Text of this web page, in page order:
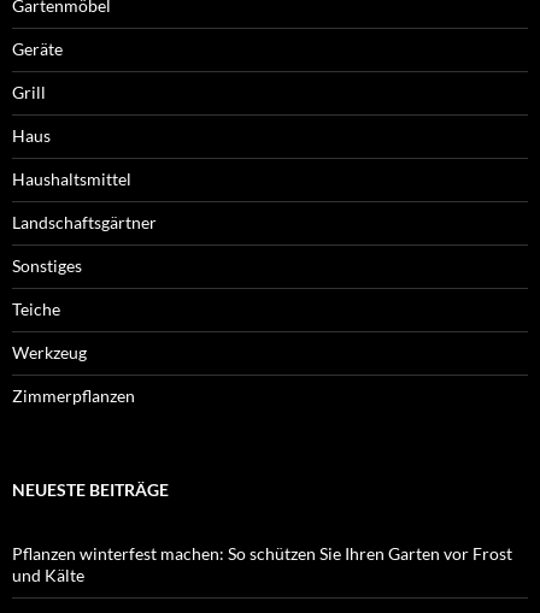
Gartenmöbel
Geräte
Grill
Haus
Haushaltsmittel
Landschaftsgärtner
Sonstiges
Teiche
Werkzeug
Zimmerpflanzen
NEUESTE BEITRÄGE
Pflanzen winterfest machen: So schützen Sie Ihren Garten vor Frost
und Kälte